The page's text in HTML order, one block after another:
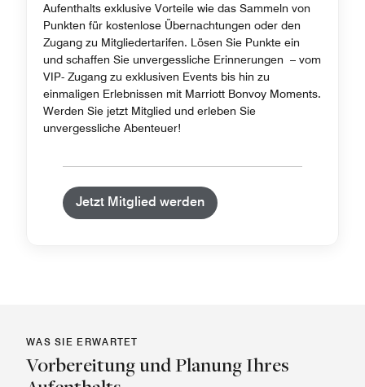
Aufenthalts exklusive Vorteile wie das Sammeln von
Punkten für kostenlose Übernachtungen oder den
Zugang zu Mitgliedertarifen. Lösen Sie Punkte ein
und schaffen Sie unvergessliche Erinnerungen – vom
VIP- Zugang zu exklusiven Events bis hin zu
einmaligen Erlebnissen mit Marriott Bonvoy Moments.
Werden Sie jetzt Mitglied und erleben Sie
unvergessliche Abenteuer!
Jetzt Mitglied werden
WAS SIE ERWARTET
Vorbereitung und Planung Ihres